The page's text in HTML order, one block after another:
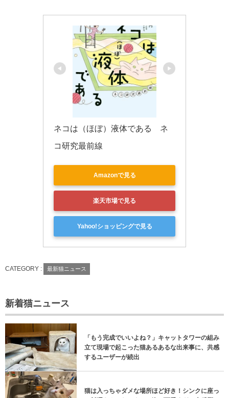
ネコは（ほぼ）液体である　ネ
コ研究最前線
Amazonで見る
楽天市場で見る
Yahoo!ショッピングで見る
CATEGORY : 最新猫ニュース
新着猫ニュース
「もう完成でいいよね？」キャットタワーの組み
立て現場で起こった猫あるあるな出来事に、共感
するユーザーが続出
猫は入っちゃダメな場所ほど好き！シンクに座っ